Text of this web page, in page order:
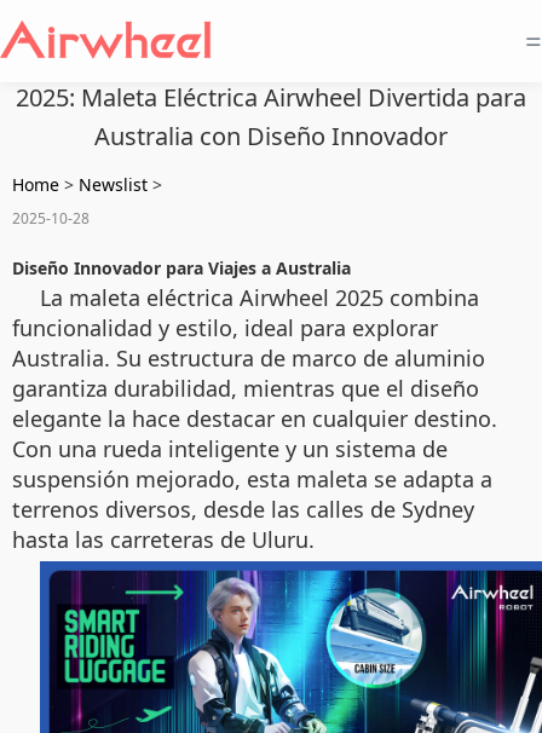
=
2025: Maleta Eléctrica Airwheel Divertida para
Australia con Diseño Innovador
Home > Newslist >
2025-10-28
Diseño Innovador para Viajes a Australia
La maleta eléctrica Airwheel 2025 combina
funcionalidad y estilo, ideal para explorar
Australia. Su estructura de marco de aluminio
garantiza durabilidad, mientras que el diseño
elegante la hace destacar en cualquier destino.
Con una rueda inteligente y un sistema de
suspensión mejorado, esta maleta se adapta a
terrenos diversos, desde las calles de Sydney
hasta las carreteras de Uluru.